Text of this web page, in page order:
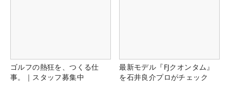
ゴルフの熱狂を、つくる仕
事。｜スタッフ募集中
最新モデル『FJクオンタム』
を石井良介プロがチェック